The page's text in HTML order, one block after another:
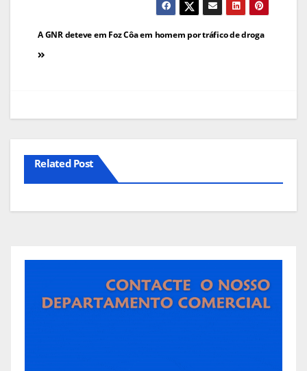
Navegação
de
A GNR deteve em Foz Côa em homem por tráfico de droga
Related Post